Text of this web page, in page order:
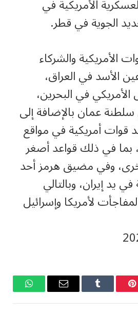
الأمريكية في
الجوية في قطر.
الأمريكية والشركاء
الأسد في العراق،
في البحرين،
عمان بالإضافة إلى
قوات أمريكية في مواقع
بما في ذلك قواعد أصغر
وفي مضيق هرمز أحد
يد إيران، وبالتالي
لأمريكا وإسرائيل
بينتيريستTumblr
البريد
واتساب